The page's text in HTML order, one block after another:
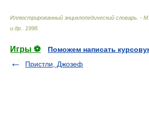
Иллюстрированный энциклопедический словарь. -
и др.
1998
Игры ⚽
Поможем написать
Пристли, Джозеф